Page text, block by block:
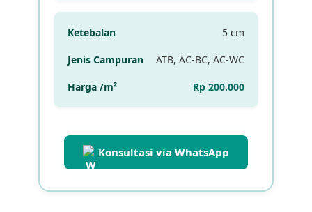
5 cm
ATB, AC-BC, AC-WC
Rp 200.000
Konsultasi via WhatsApp